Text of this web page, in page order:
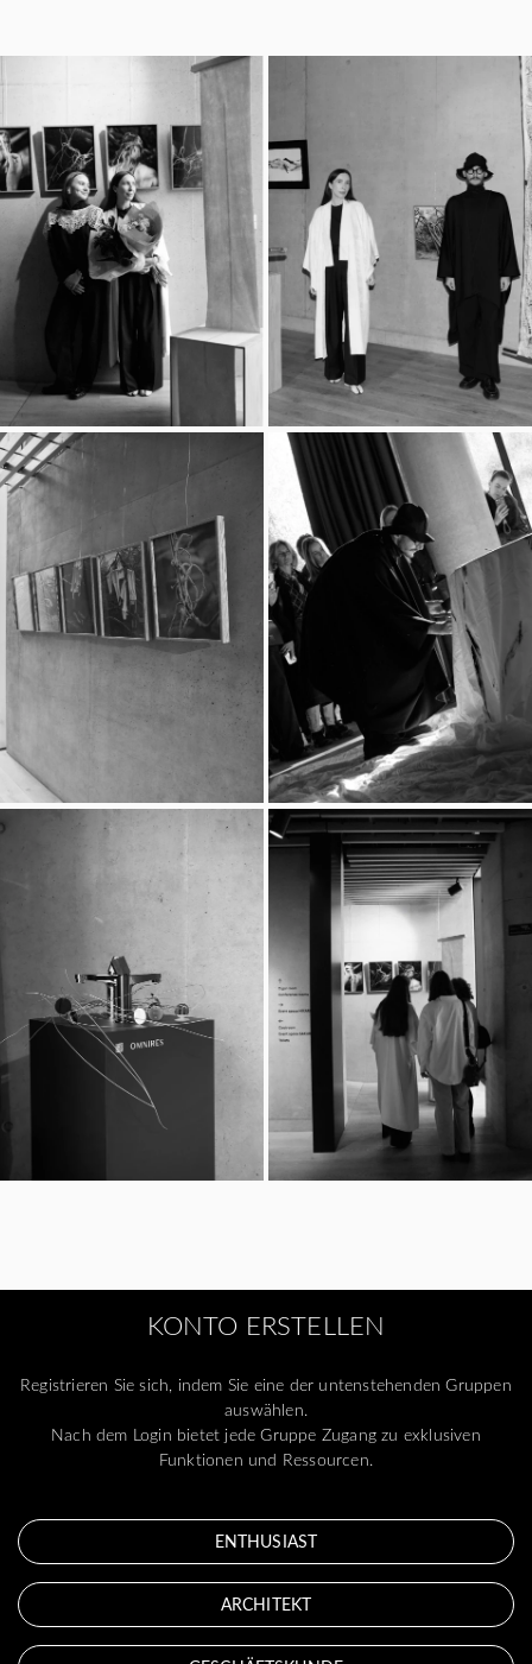
KONTO ERSTELLEN
Registrieren Sie sich, indem Sie eine der untenstehenden Gruppen
auswählen.
Nach dem Login bietet jede Gruppe Zugang zu exklusiven
Funktionen und Ressourcen.
ENTHUSIAST
ARCHITEKT